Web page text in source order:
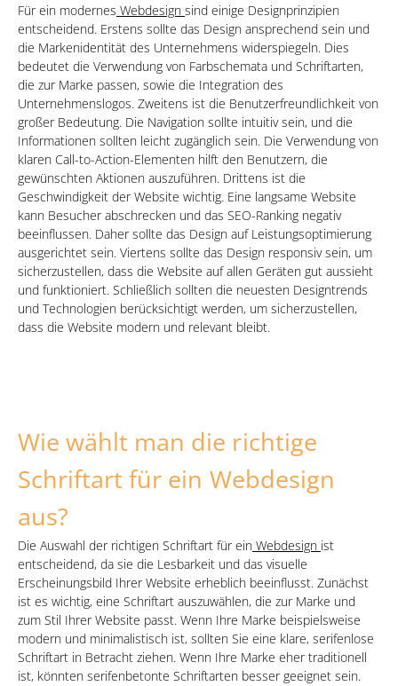
Für ein modernes Webdesign sind einige Designprinzipien
entscheidend. Erstens sollte das Design ansprechend sein und
die Markenidentität des Unternehmens widerspiegeln. Dies
bedeutet die Verwendung von Farbschemata und Schriftarten,
die zur Marke passen, sowie die Integration des
Unternehmenslogos. Zweitens ist die Benutzerfreundlichkeit von
großer Bedeutung. Die Navigation sollte intuitiv sein, und die
Informationen sollten leicht zugänglich sein. Die Verwendung von
klaren Call-to-Action-Elementen hilft den Benutzern, die
gewünschten Aktionen auszuführen. Drittens ist die
Geschwindigkeit der Website wichtig. Eine langsame Website
kann Besucher abschrecken und das SEO-Ranking negativ
beeinflussen. Daher sollte das Design auf Leistungsoptimierung
ausgerichtet sein. Viertens sollte das Design responsiv sein, um
sicherzustellen, dass die Website auf allen Geräten gut aussieht
und funktioniert. Schließlich sollten die neuesten Designtrends
und Technologien berücksichtigt werden, um sicherzustellen,
dass die Website modern und relevant bleibt.
Wie wählt man die richtige
Schriftart für ein Webdesign
aus?
Die Auswahl der richtigen Schriftart für ein Webdesign ist
entscheidend, da sie die Lesbarkeit und das visuelle
Erscheinungsbild Ihrer Website erheblich beeinflusst. Zunächst
ist es wichtig, eine Schriftart auszuwählen, die zur Marke und
zum Stil Ihrer Website passt. Wenn Ihre Marke beispielsweise
modern und minimalistisch ist, sollten Sie eine klare, serifenlose
Schriftart in Betracht ziehen. Wenn Ihre Marke eher traditionell
ist, könnten serifenbetonte Schriftarten besser geeignet sein.